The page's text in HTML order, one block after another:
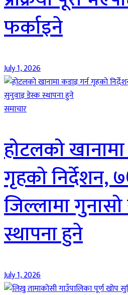
फर्काइने
July 1, 2026
समाचार
होटलको
गृहको निर्देशन,
जिल्लामा
स्थापना हुने
July 1, 2026